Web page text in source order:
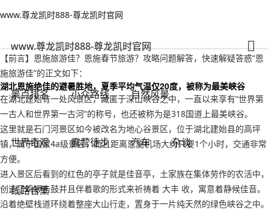
www.尊龙凯时888-尊龙凯时官网
www.尊龙凯时888-尊龙凯时官网
景点排名 小众路线 自然风景
世界奇观 露营徒步 汽车 杂谈
线路合集
www.尊龙凯时888-尊龙凯时官网
恩施旅游佳？恩施春节旅游-www.尊龙凯时888
【前言】恩施旅游佳？恩施春节旅游？攻略问题解答，快速解疑答惑“恩
施旅游佳”的正文如下：
湖北恩施绝佳的避暑胜地，夏季平均气温仅20度，被称为最美峡谷
在湖北建始有一处风景区，藏匿于深山峡谷之中，一直以来享有“世界第
一古人和世界第一古河”的称号，也还被称为是318国道上最美峡谷。
这里就是石门河景区如今被改名为地心谷景区，位于湖北建始县的高坪
镇，属于国家4a级景区，而且距离恩施机场大约只要1个小时，交通非常
方便。
进入景区后看到的红色的亭子就是佳音亭，土家族在集体劳作的农活中，
创造了鸣锣击鼓并且伴着歌的形式来祈祷着 大丰 收，寓意着静候佳音。
沿着绝壁栈道环绕着整座大山行走，置身于一片纯天然的绿色峡谷之中。